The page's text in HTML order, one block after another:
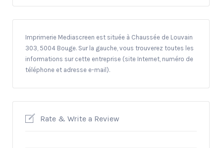
Imprimerie Mediascreen est située à Chaussée de Louvain
303, 5004 Bouge. Sur la gauche, vous trouverez toutes les
informations sur cette entreprise (site Internet, numéro de
téléphone et adresse e-mail).
Rate & Write a Review